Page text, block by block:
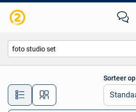
Alle afstanden…
Sorteer op